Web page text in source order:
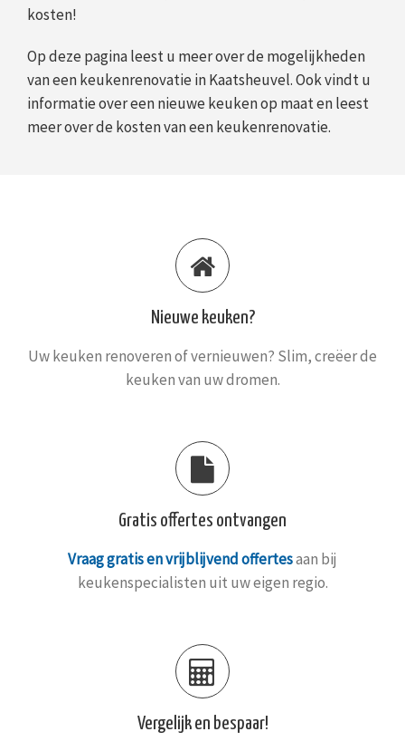
kosten!
Op deze pagina leest u meer over de mogelijkheden
van een keukenrenovatie in Kaatsheuvel. Ook vindt u
informatie over een nieuwe keuken op maat en leest
meer over de kosten van een keukenrenovatie.
Nieuwe keuken?
Uw keuken renoveren of vernieuwen? Slim, creëer de
keuken van uw dromen.
Gratis offertes ontvangen
Vraag gratis en vrijblijvend offertesaan bij
keukenspecialisten uit uw eigen regio.
Vergelijk en bespaar!